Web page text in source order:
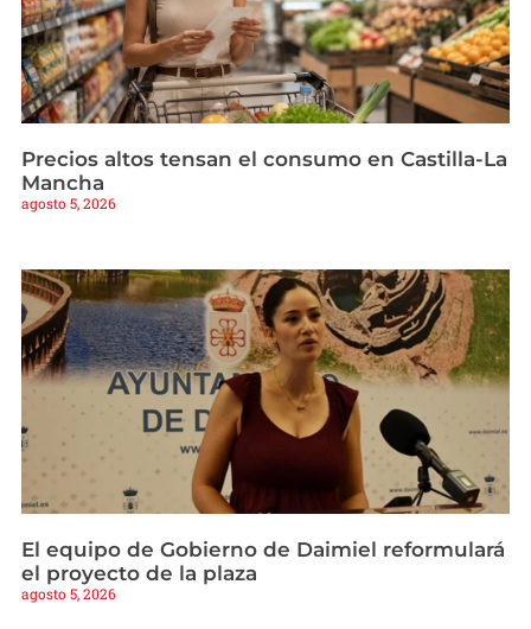
Precios altos tensan el consumo en Castilla-La
Mancha
agosto 5, 2026
El equipo de Gobierno de Daimiel reformulará
el proyecto de la plaza
agosto 5, 2026